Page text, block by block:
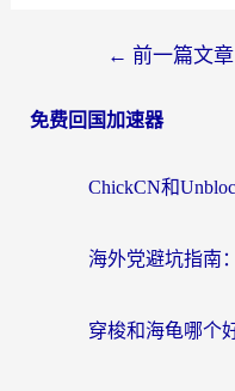
← 前一篇文章
免费回国加速器